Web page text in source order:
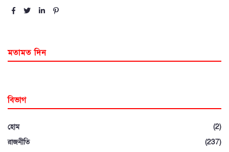
মতামত দিন
বিভাগ
হোম
(2)
রাজনীতি
(237)